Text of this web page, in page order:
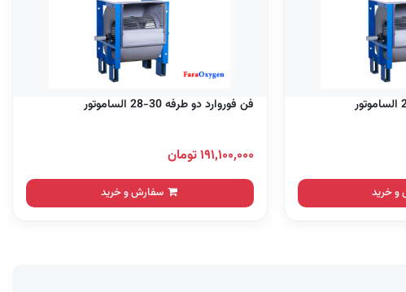
خرید
فن فوروارد دو طرفه 30-28 الساموتور
۱۹۱,۱۰۰,۰۰۰ تومان
سفارش و خرید